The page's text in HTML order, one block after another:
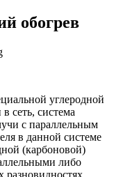
обогрев
углеродной
сеть, система
с параллельным
в данной системе
(карбоновой)
либо